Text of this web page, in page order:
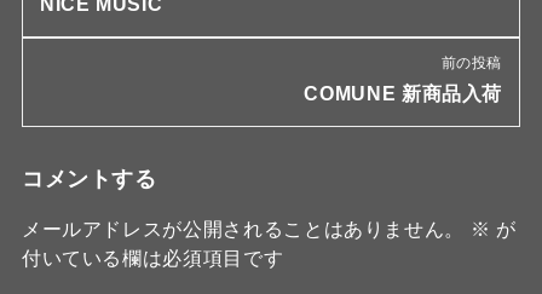
前の投稿
COMUNE 新商品入荷
コメントする
メールアドレスが公開されることはありません。 ※ が
付いている欄は必須項目です